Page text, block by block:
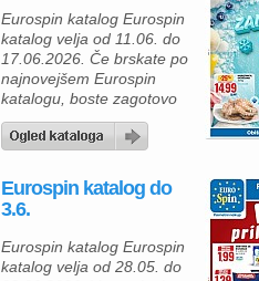
okusna kosila, večerje ali
prigrizke za vso družino.
Za začetek lahko izberete
kremasto rikoto (250 g), ki
[…]
Eurospin katalog Eurospin
katalog velja od 11.06. do
17.06.2026. Če brskate po
najnovejšem Eurospin
katalogu, boste zagotovo
našli veliko zanimivih
izdelkov za vsakodnevne
razvajanje. Tokrat vas
čakajo privlačne akcijske
cene za morske
specialitete, zamrznjene
izdelke, mesnine, sire in
Eurospin katalog do
3.6.
Eurospin katalog Eurospin
katalog velja od 28.05. do